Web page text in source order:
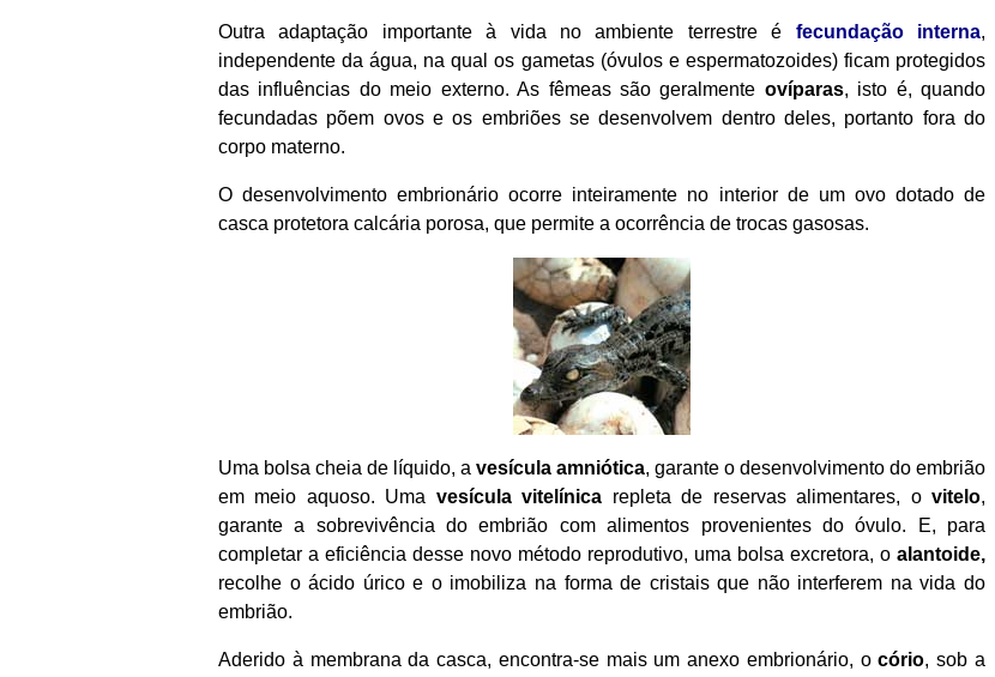
Outra adaptação importante à vida no ambiente terrestre é fecundação interna,
independente da água, na qual os gametas (óvulos e espermatozoides) ficam protegidos
das influências do meio externo. As fêmeas são geralmente ovíparas, isto é, quando
fecundadas põem ovos e os embriões se desenvolvem dentro deles, portanto fora do
corpo materno.
O desenvolvimento embrionário ocorre inteiramente no interior de um ovo dotado de
casca protetora calcária porosa, que permite a ocorrência de trocas gasosas.
Uma bolsa cheia de líquido, a vesícula amniótica, garante o desenvolvimento do embrião
em meio aquoso. Uma vesícula vitelínica repleta de reservas alimentares, ovitelo,
garante a sobrevivência do embrião com alimentos provenientes do óvulo. E, para
completar a eficiência desse novo método reprodutivo, uma bolsa excretora, o alantoide,
recolhe o ácido úrico e o imobiliza na forma de cristais que não interferem na vida do
embrião.
Aderido à membrana da casca, encontra-se mais um anexo embrionário, ocório, sob a